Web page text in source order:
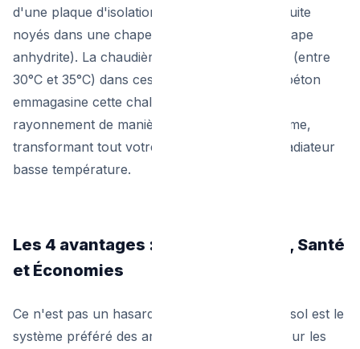
d'une plaque d'isolation. Ces tuyaux sont ensuite
noyés dans une chape de béton fluide (ou chape
anhydrite). La chaudière envoie de l'eau tiède (entre
30°C et 35°C) dans ces tuyaux. La chape de béton
emmagasine cette chaleur et la restitue par
rayonnement de manière parfaitement uniforme,
transformant tout votre sol en un immense radiateur
basse température.
Les 4 avantages : Confort, Espace, Santé
et Économies
Ce n'est pas un hasard si le chauffage par le sol est le
système préféré des architectes bruxellois pour les